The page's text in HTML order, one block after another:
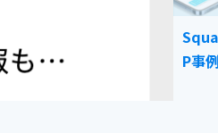
P事